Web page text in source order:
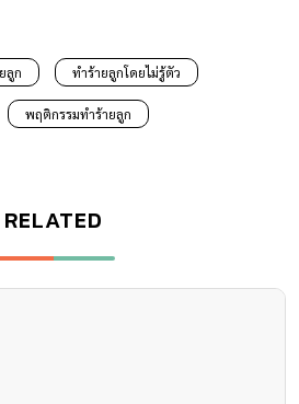
ลูก ทำร้ายลูกโดยไม่รู้ตัว
พฤติกรรมทำร้ายลูก
RELATED